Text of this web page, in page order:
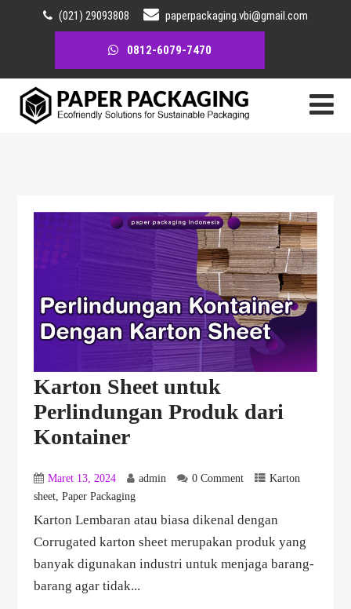
(021) 29093808 paperpackaging.vbi@gmail.com
0812-6079-7470
Karton Sheet untuk
Perlindungan Produk dari
Kontainer
Maret 13, 2024 admin 0 Comment
Karton
sheet, Paper Packaging
Karton Lembaran atau biasa dikenal dengan
Corrugated karton sheet merupakan produk yang
banyak digunakan industri untuk menjaga barang-
barang agar tidak...